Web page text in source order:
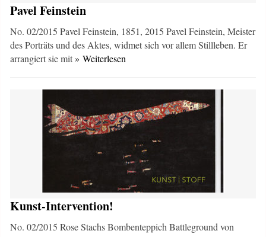
Pavel Feinstein
No. 02/2015 Pavel Feinstein, 1851, 2015 Pavel Feinstein, Meister
des Porträts und des Aktes, widmet sich vor allem Stillleben. Er
arrangiert sie mit» Weiterlesen
Kunst-Intervention!
No. 02/2015 Rose Stachs Bombenteppich Battleground von